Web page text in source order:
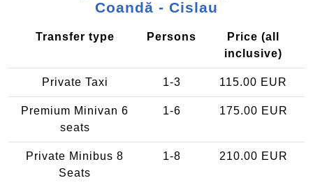
Coandă - Cislau
Transfer type Persons
Price (all
inclusive)
Private Taxi 1-3 115.00 EUR
Premium Minivan 6
seats
1-6 175.00 EUR
Private Minibus 8
Seats
1-8 210.00 EUR